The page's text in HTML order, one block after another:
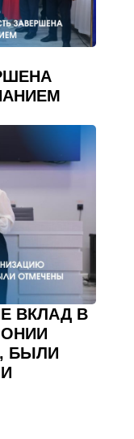
ВКЛАД В
БЫЛИ